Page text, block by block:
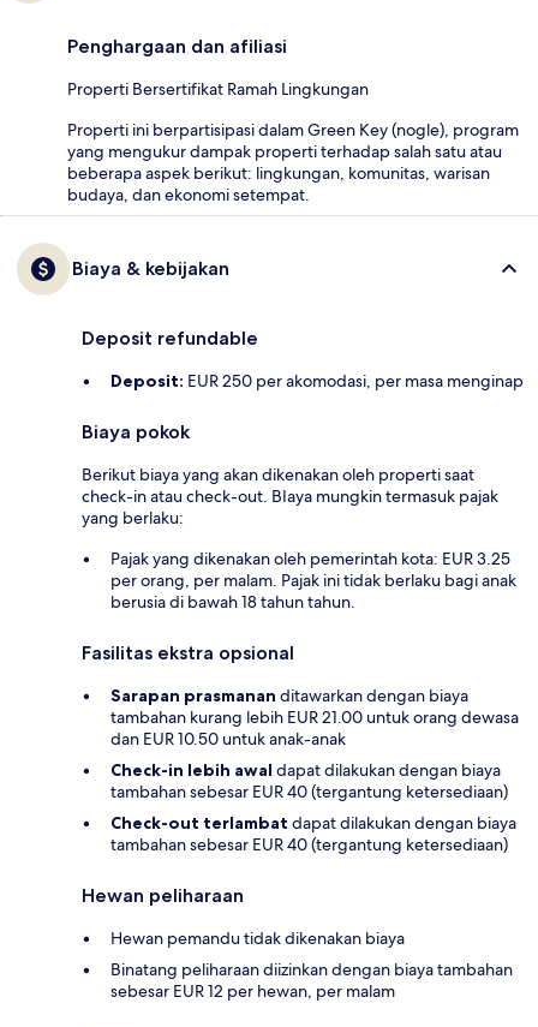
Penghargaan dan afiliasi
Properti Bersertifikat Ramah Lingkungan
Properti ini berpartisipasi dalam Green Key (nogle), program
yang mengukur dampak properti terhadap salah satu atau
beberapa aspek berikut: lingkungan, komunitas, warisan
budaya, dan ekonomi setempat.
Biaya & kebijakan
Deposit refundable
Deposit: EUR 250 per akomodasi, per masa menginap
Biaya pokok
Berikut biaya yang akan dikenakan oleh properti saat
check-in atau check-out. BIaya mungkin termasuk pajak
yang berlaku:
Pajak yang dikenakan oleh pemerintah kota: EUR 3.25
per orang, per malam. Pajak ini tidak berlaku bagi anak
berusia di bawah 18 tahun tahun.
Fasilitas ekstra opsional
Sarapan prasmanan ditawarkan dengan biaya
tambahan kurang lebih EUR 21.00 untuk orang dewasa
dan EUR 10.50 untuk anak-anak
Check-in lebih awal dapat dilakukan dengan biaya
tambahan sebesar EUR 40 (tergantung ketersediaan)
Check-out terlambat dapat dilakukan dengan biaya
tambahan sebesar EUR 40 (tergantung ketersediaan)
Hewan peliharaan
Hewan pemandu tidak dikenakan biaya
Binatang peliharaan diizinkan dengan biaya tambahan
sebesar EUR 12 per hewan, per malam